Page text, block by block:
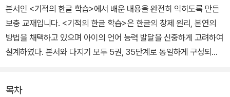
본서인 <기적의 한글 학습>에서 배운 내용을 완전히 익히도록 만든
보충 교재입니다. <기적의 한글 학습>은 한글의 창제 원리, 본연의
방법을 채택하고 있으며 아이의 언어 능력 발달을 신중하게 고려하여
설계하였다. 본서와 다지기 모두 5권, 35단계로 동일하게 구성되어
목차